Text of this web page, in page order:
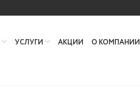
УСЛУГИ АКЦИИ
О КОМПАНИИ